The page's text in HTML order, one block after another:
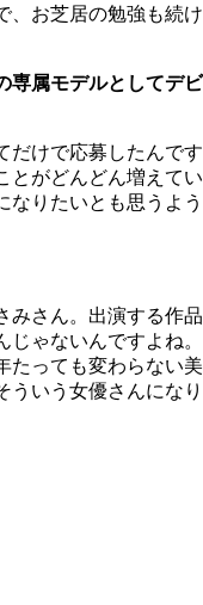
お芝居の勉強も続け
属モデルとしてデビ
けで応募したんです
とがどんどん増えてい
なりたいとも思うよう
さん。出演する作品
ゃないんですよね。
っても変わらない美
ういう女優さんになり